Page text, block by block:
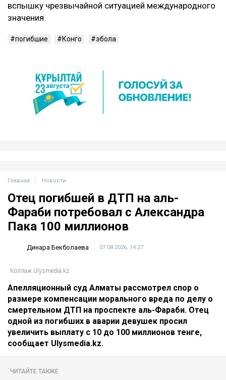
вспышку чрезвычайной ситуацией международного
значения.
погибшие Конго эбола